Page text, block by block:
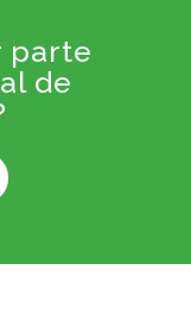
parte
de